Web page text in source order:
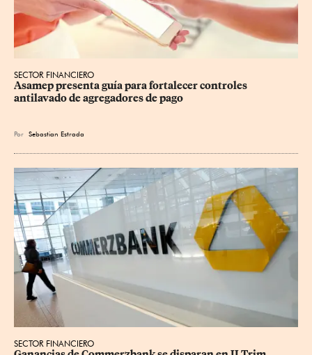
SECTOR FINANCIERO
Asamep presenta guía para fortalecer controles
antilavado de agregadores de pago
Por Sebastian Estrada
SECTOR FINANCIERO